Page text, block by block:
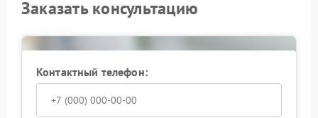
Заказать консультацию
Контактный телефон: